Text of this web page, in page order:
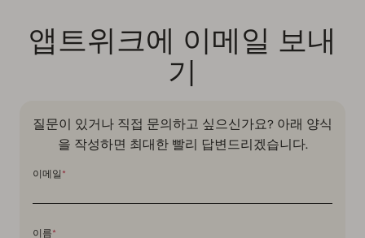
앱트위크에 이메일 보내
기
질문이 있거나 직접 문의하고 싶으신가요? 아래 양식
을 작성하면 최대한 빨리 답변드리겠습니다.
이메일 *
이름*